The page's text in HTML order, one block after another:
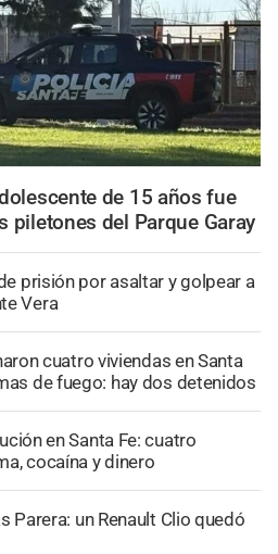
de 15 años fue
piletones del Parque Garay
prisión por asaltar y golpear a
Vera
cuatro viviendas en Santa
de fuego: hay dos detenidos
en Santa Fe: cuatro
cocaína y dinero
Parera: un Renault Clio quedó